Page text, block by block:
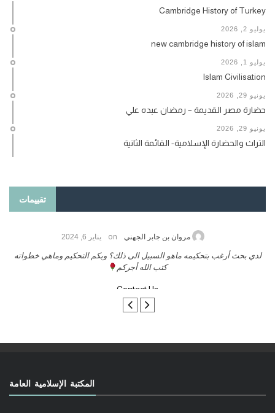
Cambridge History of Turkey
يوليو 2, 2026
new cambridge history of islam
يوليو 1, 2026
Islam Civilisation
يونيو 29, 2026
حضارة مصر القديمة – رمضان عبده علي
يونيو 29, 2026
التراث والحضارة الإسلامية- القائمة الثانية
تقييمات
حامد الزريقي on يناير 25, 2026
السلام عليكم ورحمة الله وبركاتة أرغب بنشر كتابي معكم
المكتبة الإسلامية العامة